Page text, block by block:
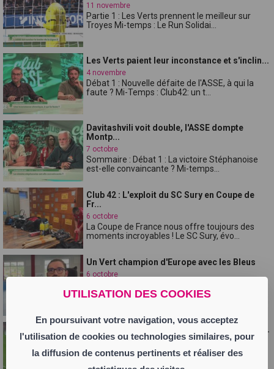
UTILISATION DES COOKIES
En poursuivant votre navigation, vous acceptez
l'utilisation de cookies ou technologies similaires, pour
la diffusion de contenus pertinents et réaliser des
11 novembre
Partie 1 : Les Verts prennent le meilleur sur
Troyes Mi-temps : Le Run Solidai...
Les Verts paient leur inconstance et s'inclin...
4 novembre
Débat 1 : Nouvelle défaite de l'ASSE, à qui la
faute ? Mi-Temps : Club42: un t...
Davitashvili voit double, l'ASSE dompte
Montp...
7 octobre
Sommaire : Débat 1 : La victoire Stéphanoise
est-elle convaincante ? Mi-temps...
Club 42 : L'exploit du SC Sury en Coupe de
Fr...
6 octobre
La Coupe de France nous offre toujours des
moments incroyables ! Le SC Sury, évo...
Un Vert champion d'Europe avec les Bleus
6 octobre
foot fauteuil de l'ASSE a rempo...
Davitashvili voit double, l'ASSE bat Montpell...
5 octobre
Portée par un doublé de Zuriko Davitashvili,
l'ASSE s'impose 2-0 à la Mosson et ...